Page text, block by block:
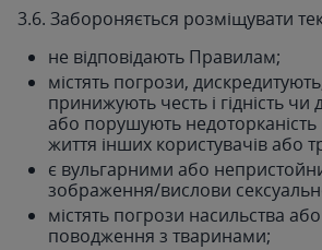
3.6. Забороняється розміщувати
не відповідають Правилам;
містять погрози,
принижують честь і гідність чи
або порушують
життя інших користувачів або
є вульгарними або
зображення/вислови
містять погрози насильства
поводження з тваринами;